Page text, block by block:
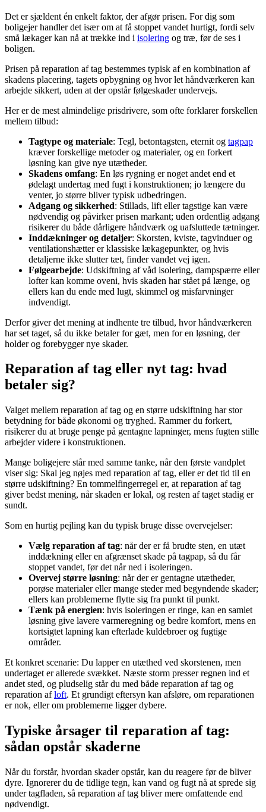
Det er sjældent én enkelt faktor, der afgør prisen. For dig som
boligejer handler det især om at få stoppet vandet hurtigt, fordi selv
små lækager kan nå at trække ind i isolering og træ, før de ses i
boligen.
Prisen på reparation af tag bestemmes typisk af en kombination af
skadens placering, tagets opbygning og hvor let håndværkeren kan
arbejde sikkert, uden at der opstår følgeskader undervejs.
Her er de mest almindelige prisdrivere, som ofte forklarer forskellen
mellem tilbud:
Tagtype og materiale: Tegl, betontagsten, eternit og tagpap
kræver forskellige metoder og materialer, og en forkert
løsning kan give nye utætheder.
Skadens omfang: En løs rygning er noget andet end et
ødelagt undertag med fugt i konstruktionen; jo længere du
venter, jo større bliver typisk udbedringen.
Adgang og sikkerhed: Stillads, lift eller tagstige kan være
nødvendig og påvirker prisen markant; uden ordentlig adgang
risikerer du både dårligere håndværk og uafsluttede tætninger.
Inddækninger og detaljer: Skorsten, kviste, tagvinduer og
ventilationshætter er klassiske lækagepunkter, og hvis
detaljerne ikke slutter tæt, finder vandet vej igen.
Følgearbejde: Udskiftning af våd isolering, dampspærre eller
lofter kan komme oveni, hvis skaden har stået på længe, og
ellers kan du ende med lugt, skimmel og misfarvninger
indvendigt.
Derfor giver det mening at indhente tre tilbud, hvor håndværkeren
har set taget, så du ikke betaler for gæt, men for en løsning, der
holder og forebygger nye skader.
Reparation af tag eller nyt tag: hvad
betaler sig?
Valget mellem reparation af tag og en større udskiftning har stor
betydning for både økonomi og tryghed. Rammer du forkert,
risikerer du at bruge penge på gentagne lapninger, mens fugten stille
arbejder videre i konstruktionen.
Mange boligejere står med samme tanke, når den første vandplet
viser sig: Skal jeg nøjes med reparation af tag, eller er det tid til en
større udskiftning? En tommelfingerregel er, at reparation af tag
giver bedst mening, når skaden er lokal, og resten af taget stadig er
sundt.
Som en hurtig pejling kan du typisk bruge disse overvejelser:
Vælg reparation af tag: når der er få brudte sten, en utæt
inddækning eller en afgrænset skade på tagpap, så du får
stoppet vandet, før det når ned i isoleringen.
Overvej større løsning: når der er gentagne utætheder,
porøse materialer eller mange steder med begyndende skader;
ellers kan problemerne flytte sig fra punkt til punkt.
Tænk på energien: hvis isoleringen er ringe, kan en samlet
løsning give lavere varmeregning og bedre komfort, mens en
kortsigtet lapning kan efterlade kuldebroer og fugtige
områder.
Et konkret scenarie: Du lapper en utæthed ved skorstenen, men
undertaget er allerede svækket. Næste storm presser regnen ind et
andet sted, og pludselig står du med både reparation af tag og
reparation afloft. Et grundigt eftersyn kan afsløre, om reparationen
er nok, eller om problemerne ligger dybere.
Typiske årsager til reparation af tag:
sådan opstår skaderne
Når du forstår, hvordan skader opstår, kan du reagere før de bliver
dyre. Ignorerer du de tidlige tegn, kan vand og fugt nå at sprede sig
under tagfladen, så reparation af tag bliver mere omfattende end
nødvendigt.